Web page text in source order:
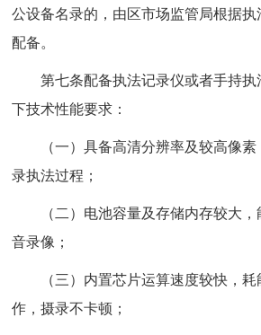
公设备名录的，由区市场监管局根据
配备。
第七条配备执法记录仪或者手持执
下技术性能要求：
（一）具备高清分辨率及较高像
录执法过程；
（二）电池容量及存储内存较大
音录像；
（三）内置芯片运算速度较快，
作，摄录不卡顿；